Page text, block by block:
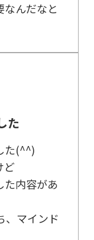
んだなと
た
た(^^)
ど
た内容があ
、マインド